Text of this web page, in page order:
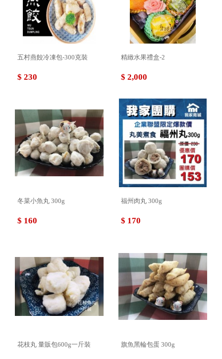
五村燕餃冷凍包-300克裝
$ 230
精緻水果禮盒-2
$ 2,000
冬菜小魚丸 300g
$ 160
福州肉丸 300g
$ 170
花枝丸 量販包600g一斤裝 旗魚黑輪包蛋 300g